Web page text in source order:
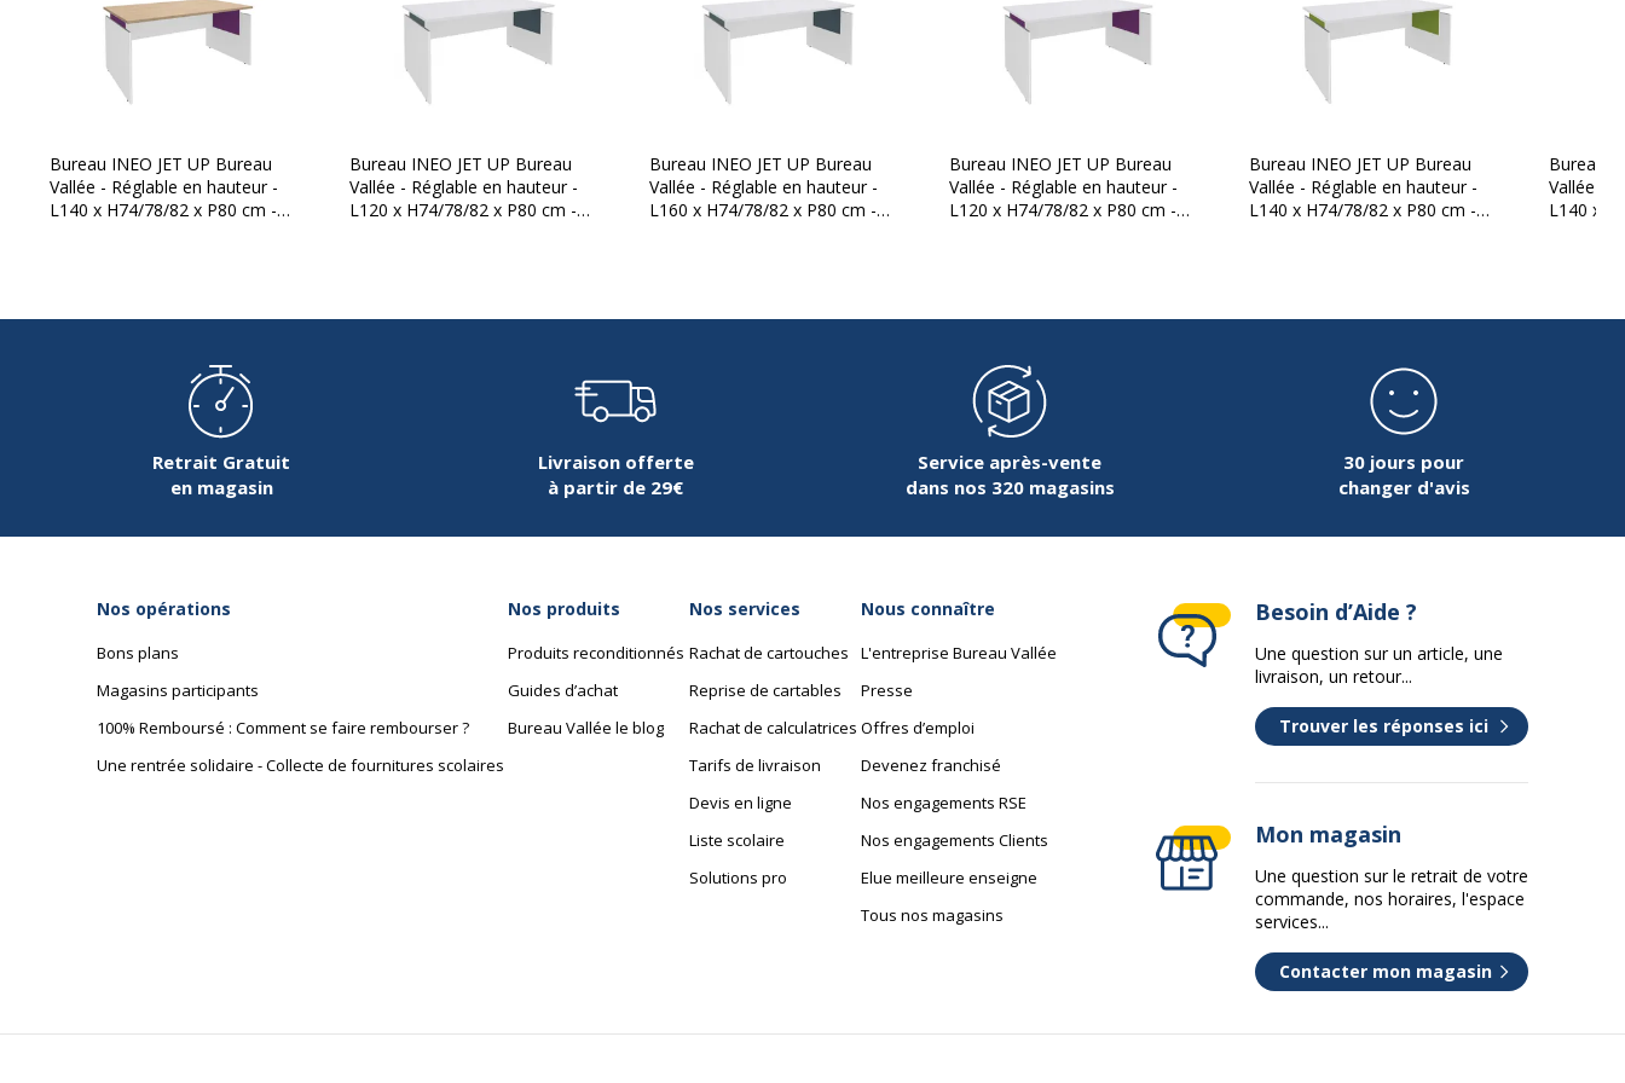
Épaisseur 16 mm
Matériau
Panneau d'aggloméré à revêtement en
mélamine
Profondeur
Nature de la finition Mélaminé
Type
Pieds Pied Blanc
2
Données logistiques
dimensions colis en cm (LxHxP) 120x80x82
2
Bureau INEO JET UP Bureau
Vallée - Réglable en hauteur -
L140 x H74/78/82 x P80 cm -
Bureau INEO JET UP Bureau
Vallée - Réglable en hauteur -
L120 x H74/78/82 x P80 cm -
Bureau INEO JET UP Bureau
Vallée - Réglable en hauteur -
L160 x H74/78/82 x P80 cm -
Bureau INEO JET UP Bureau
Vallée - Réglable en hauteur -
L120 x H74/78/82 x P80 cm -
Bureau INEO JET UP Bureau
Vallée - Réglable en hauteur -
L140 x H74/78/82 x P80 cm -
Bureau
Vallée -
L140 x
Retrait Gratuit
en magasin
Livraison offerte
à partir de 29€
Service après-vente
dans nos 320 magasins
30 jours pour
changer d'avis
Nos opérations
Bons plans
Magasins participants
100% Remboursé : Comment se faire rembourser ?
Une rentrée solidaire - Collecte de fournitures scolaires
Nos produits
Produits reconditionnés
Guides d’achat
Bureau Vallée le blog
Nos services
Rachat de cartouches
Reprise de cartables
Rachat de calculatrices
Tarifs de livraison
Devis en ligne
Liste scolaire
Solutions pro
Nous connaître
L'entreprise Bureau Vallée
Presse
Offres d’emploi
Devenez franchisé
Nos engagements RSE
Nos engagements Clients
Elue meilleure enseigne
Tous nos magasins
Besoin d’Aide ?
Une question sur un article, une
livraison, un retour...
Trouver les réponses ici
Mon magasin
Une question sur le retrait de votre
commande, nos horaires, l'espace
services...
Contacter mon magasin